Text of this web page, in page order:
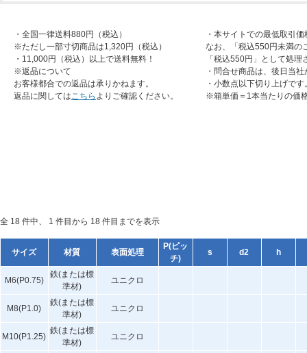
・全国一律送料880円（税込）
※ただし一部寸切商品は1,320円（税込）
・11,000円（税込）以上で送料無料！
※返品について
お客様都合での返品は承りかねます。
返品に関してはこちら よりご確認ください。
・本サイトでの最低取引
なお、「税込550円未満の
「税込550円」として処
・問合せ商品は、後日当
・小数点以下切り上げです
※箱単価＝1本当たりの価
全 18 件中、 1 件目から 18 件目までを表示
サイズ 材質 表面処理
P(ピッ
チ)
s d2 h
M6(P0.75)
鉄(または標
準材)
ユニクロ
M8(P1.0)
鉄(または標
準材)
ユニクロ
M10(P1.25)
鉄(または標
準材)
ユニクロ